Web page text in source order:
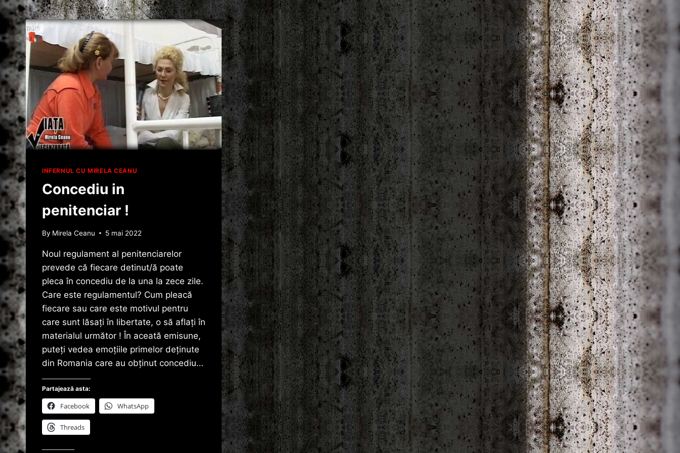
INFERNUL CU MIRELA CEANU
Concediu in
penitenciar !
By Mirela Ceanu 5 mai 2022
Noul regulament al penitenciarelor
prevede că fiecare detinut/ă poate
pleca în concediu de la una la zece zile.
Care este regulamentul? Cum pleacă
fiecare sau care este motivul pentru
care sunt lăsați în libertate, o să aflați în
materialul următor ! În aceată emisune,
puteți vedea emoțiile primelor deținute
din Romania care au obținut concediu…
Partajează asta:
Facebook WhatsApp
Threads